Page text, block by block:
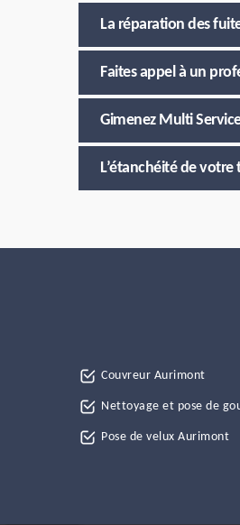
La réparation des
Faites appel à un
Gimenez Multi
L’étanchéité de
Couvreur Aurimont
Nettoyage et pose de
Pose de velux Aurimont